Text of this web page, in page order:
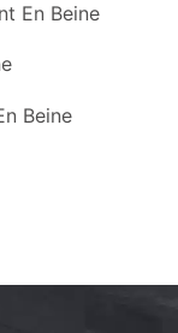
En Beine
Beine